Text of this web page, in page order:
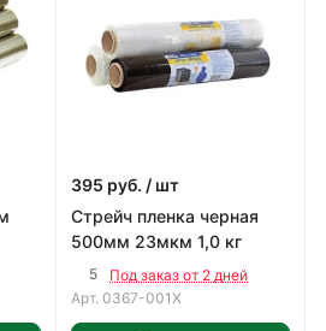
395 руб. / шт
Стрейч пленка черная
500мм 23мкм 1,0 кг
5
Под заказ от 2 дней
Арт. 0367-001Х